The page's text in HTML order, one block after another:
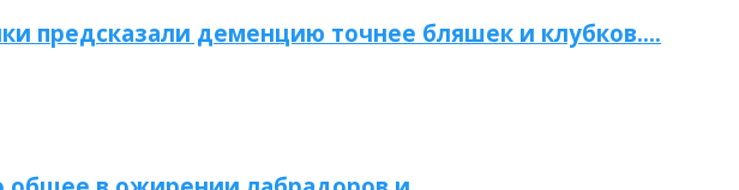
предсказали деменцию точнее бляшек и клубков….